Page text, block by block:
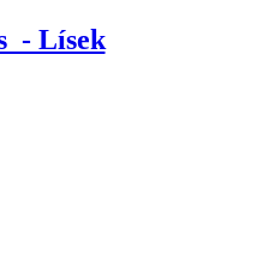
- Lísek